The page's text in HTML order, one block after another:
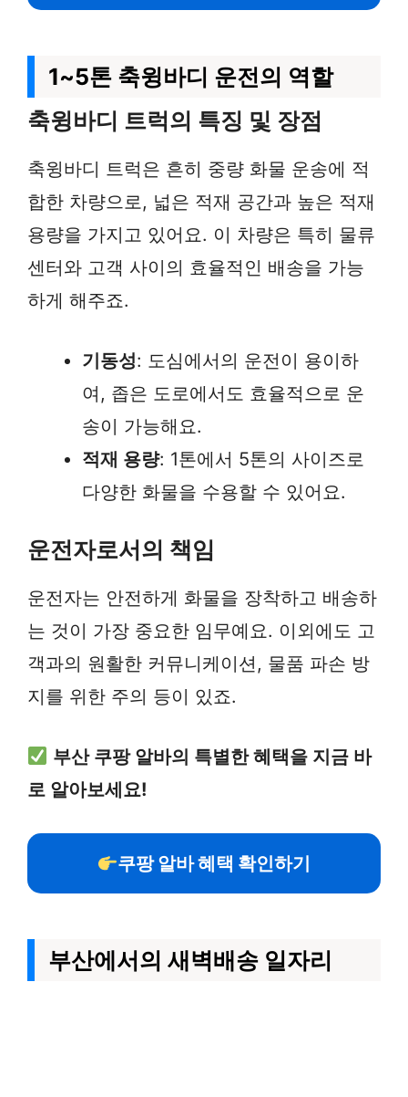
1~5톤 축윙바디 운전의 역할
축윙바디 트럭의 특징 및 장점
축윙바디 트럭은 흔히 중량 화물 운송에 적
합한 차량으로, 넓은 적재 공간과 높은 적재
용량을 가지고 있어요. 이 차량은 특히 물류
센터와 고객 사이의 효율적인 배송을 가능
하게 해주죠.
기동성: 도심에서의 운전이 용이하
여, 좁은 도로에서도 효율적으로 운
송이 가능해요.
적재 용량: 1톤에서 5톤의 사이즈로
다양한 화물을 수용할 수 있어요.
운전자로서의 책임
운전자는 안전하게 화물을 장착하고 배송하
는 것이 가장 중요한 임무예요. 이외에도 고
객과의 원활한 커뮤니케이션, 물품 파손 방
지를 위한 주의 등이 있죠.
부산 쿠팡 알바의 특별한 혜택을 지금 바
로 알아보세요!
쿠팡 알바 혜택 확인하기
부산에서의 새벽배송 일자리